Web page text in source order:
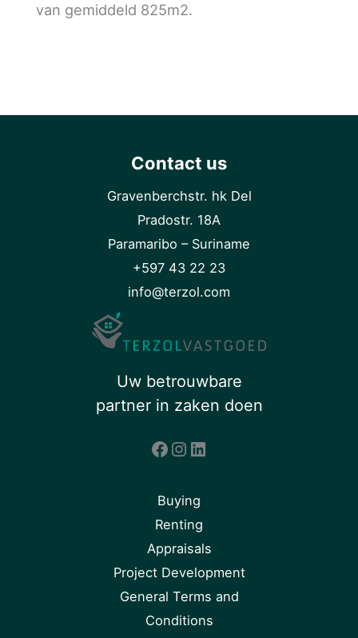
van gemiddeld 825m2.
Contact us
Gravenberchstr. hk Del
Pradostr. 18A
Paramaribo – Suriname
+597 43 22 23
info@terzol.com
Uw betrouwbare
partner in zaken doen
Facebook
Instagram
LinkedIn
Buying
Renting
Appraisals
Project Development
General Terms and
Conditions